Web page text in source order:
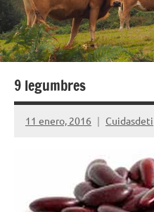
9 legumbres
11 enero, 2016 Cuidasdeti